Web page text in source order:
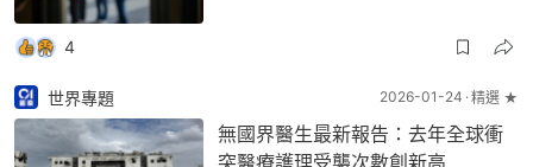
4
世界專題 2026-01-24 精選 ★
無國界醫生最新報告：去年全球衝
突醫療護理受襲次數創新高